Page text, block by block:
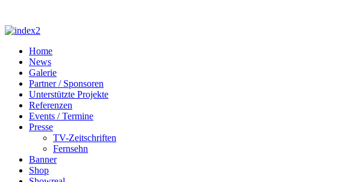
Home
News
Galerie
Partner / Sponsoren
Unterstützte Projekte
Referenzen
Events / Termine
Presse
TV-Zeitschriften
Fernsehn
Banner
Shop